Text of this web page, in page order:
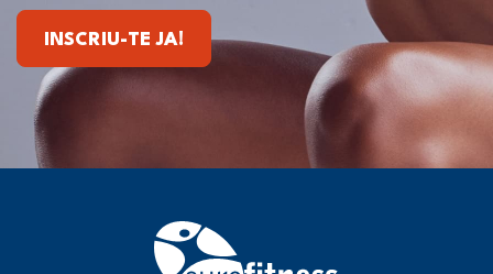
INSCRIU-TE JA!